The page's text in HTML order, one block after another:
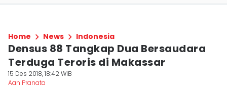
Home News Indonesia
Densus 88 Tangkap Dua Bersaudara
Terduga Teroris di Makassar
15 Des 2018, 18:42 WIB
Aan Pranata